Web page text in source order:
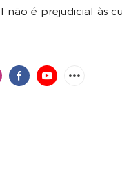
é prejudicial às